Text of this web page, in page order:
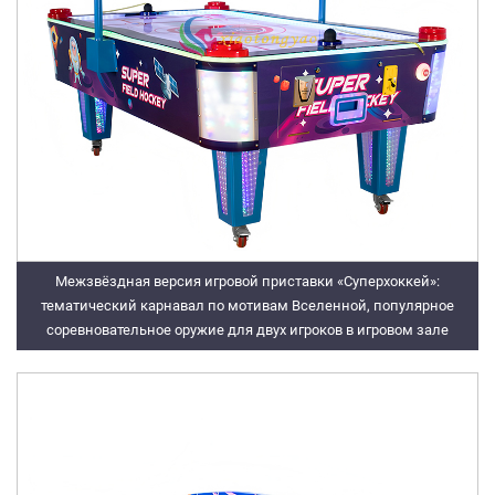
Межзвёздная версия игровой приставки «Суперхоккей»:
тематический карнавал по мотивам Вселенной, популярное
соревновательное оружие для двух игроков в игровом зале